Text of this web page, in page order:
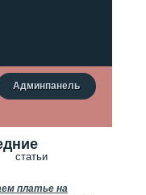
Админпанель
статьи
платье на